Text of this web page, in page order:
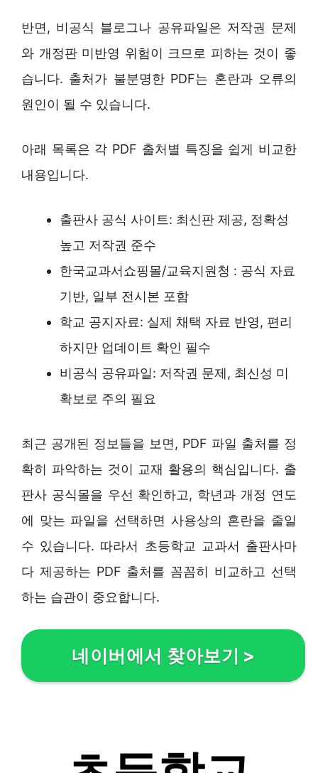
반면, 비공식 블로그나 공유파일은 저작권 문제
와 개정판 미반영 위험이 크므로 피하는 것이 좋
습니다. 출처가 불분명한 PDF는 혼란과 오류의
원인이 될 수 있습니다.
아래 목록은 각 PDF 출처별 특징을 쉽게 비교한
내용입니다.
출판사 공식 사이트: 최신판 제공, 정확성
높고 저작권 준수
한국교과서쇼핑몰/교육지원청 : 공식 자료
기반, 일부 전시본 포함
학교 공지자료: 실제 채택 자료 반영, 편리
하지만 업데이트 확인 필수
비공식 공유파일: 저작권 문제, 최신성 미
확보로 주의 필요
최근 공개된 정보들을 보면, PDF 파일 출처를 정
확히 파악하는 것이 교재 활용의 핵심입니다. 출
판사 공식몰을 우선 확인하고, 학년과 개정 연도
에 맞는 파일을 선택하면 사용상의 혼란을 줄일
수 있습니다. 따라서 초등학교 교과서 출판사마
다 제공하는 PDF 출처를 꼼꼼히 비교하고 선택
하는 습관이 중요합니다.
네이버에서 찾아보기 >